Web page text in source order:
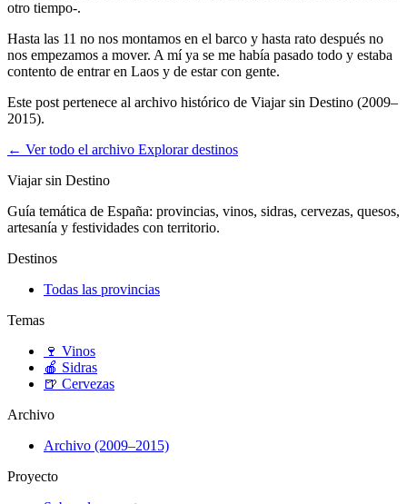
otro tiempo-.
Hasta las 11 no nos montamos en el barco y hasta rato después no
nos empezamos a mover. A mí ya se me había pasado todo y estaba
contento de entrar en Laos y de estar con gente.
Este post pertenece al archivo histórico de Viajar sin Destino (2009–
2015).
← Ver todo el archivo Explorar destinos
Viajar sin Destino
Guía temática de España: provincias, vinos, sidras, cervezas, quesos,
artesanía y festividades con territorio.
Destinos
Todas las provincias
Temas
🍷 Vinos
🍎 Sidras
🍺 Cervezas
Archivo
Archivo (2009–2015)
Proyecto